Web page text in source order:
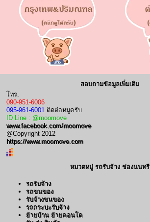
สอบถามข้อมูลเพิ่มเติม
โทร.
090-951-6006
095-961-6001 ติดต่อหมูครับ
ID Line : @moomove
www.facebook.com/moomove
@Copyright 2012
https://www.moomove.com
หมวดหมู่ รถรับจ้าง ช่องนนทรี
รถรับจ้าง
รถขนของ
รับจ้างขนของ
รถกระบะรับจ้าง
ย้ายบ้าน ย้ายคอนโด